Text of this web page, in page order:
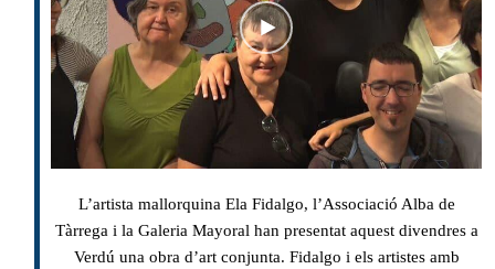
L’artista mallorquina Ela Fidalgo, l’Associació Alba de
Tàrrega i la Galeria Mayoral han presentat aquest divendres a
Verdú una obra d’art conjunta. Fidalgo i els artistes amb